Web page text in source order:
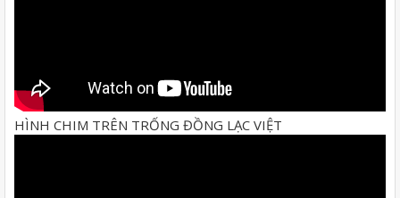
HÌNH CHIM TRÊN TRỐNG ĐỒNG LẠC VIỆT